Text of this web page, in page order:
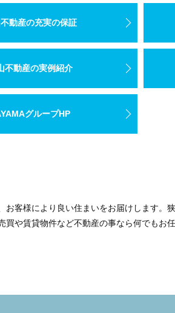
動産の充実の保証
不動産の実例紹介
グループHP
お客様により良い住まいをお届けします
買や賃貸物件など不動産の事なら何でも